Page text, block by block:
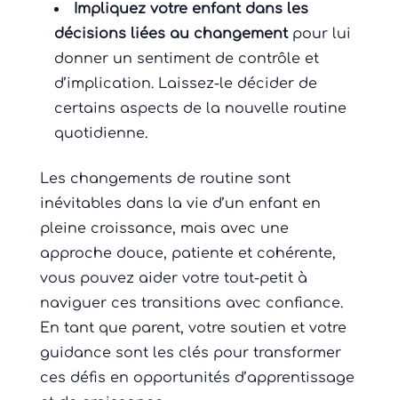
Impliquez votre enfant dans les
décisions liées au changementpour lui
donner un sentiment de contrôle et
d’implication. Laissez-le décider de
certains aspects de la nouvelle routine
quotidienne.
Les changements de routine sont
inévitables dans la vie d’un enfant en
pleine croissance, mais avec une
approche douce, patiente et cohérente,
vous pouvez aider votre tout-petit à
naviguer ces transitions avec confiance.
En tant que parent, votre soutien et votre
guidance sont les clés pour transformer
ces défis en opportunités d’apprentissage